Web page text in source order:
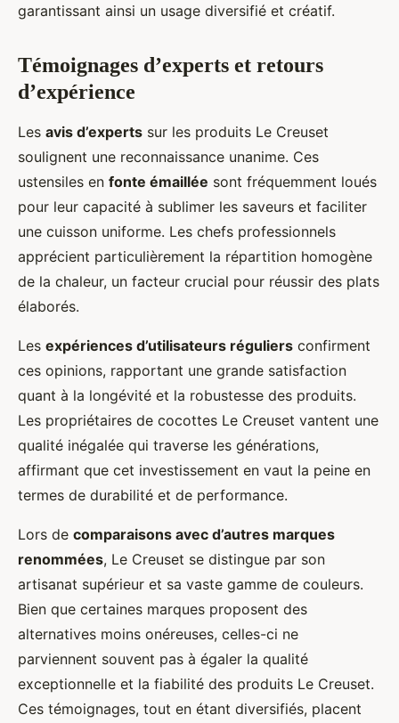
garantissant ainsi un usage diversifié et créatif.
Témoignages d’experts et retours
d’expérience
Les avis d’experts sur les produits Le Creuset
soulignent une reconnaissance unanime. Ces
ustensiles en fonte émaillée sont fréquemment loués
pour leur capacité à sublimer les saveurs et faciliter
une cuisson uniforme. Les chefs professionnels
apprécient particulièrement la répartition homogène
de la chaleur, un facteur crucial pour réussir des plats
élaborés.
Les expériences d’utilisateurs réguliers confirment
ces opinions, rapportant une grande satisfaction
quant à la longévité et la robustesse des produits.
Les propriétaires de cocottes Le Creuset vantent une
qualité inégalée qui traverse les générations,
affirmant que cet investissement en vaut la peine en
termes de durabilité et de performance.
Lors de comparaisons avec d’autres marques
renommées, Le Creuset se distingue par son
artisanat supérieur et sa vaste gamme de couleurs.
Bien que certaines marques proposent des
alternatives moins onéreuses, celles-ci ne
parviennent souvent pas à égaler la qualité
exceptionnelle et la fiabilité des produits Le Creuset.
Ces témoignages, tout en étant diversifiés, placent